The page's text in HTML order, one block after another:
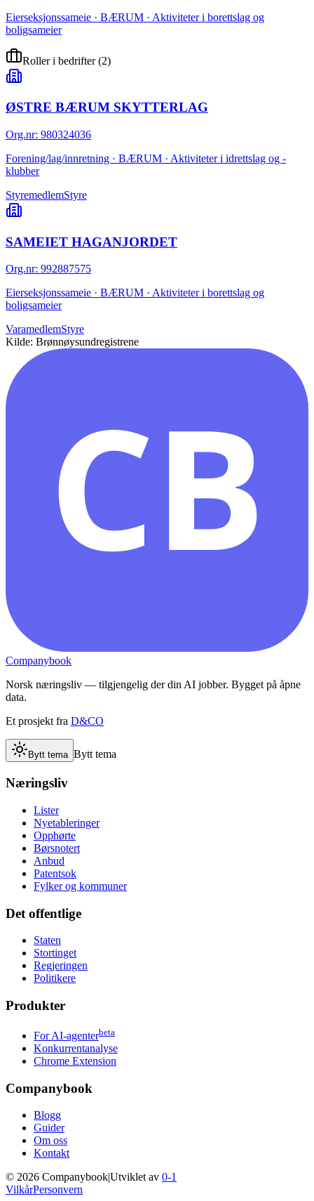
Eierseksjonssameie · BÆRUM · Aktiviteter i borettslag og
boligsameier
Roller i bedrifter(2)
ØSTRE BÆRUM SKYTTERLAG
Org.nr: 980324036
Forening/lag/innretning · BÆRUM · Aktiviteter i idrettslag og -
klubber
StyremedlemStyre
SAMEIET HAGANJORDET
Org.nr: 992887575
Eierseksjonssameie · BÆRUM · Aktiviteter i borettslag og
boligsameier
VaramedlemStyre
Kilde: Brønnøysundregistrene
CB
Companybook
Norsk næringsliv — tilgjengelig der din AI jobber. Bygget på åpne
data.
Et prosjekt fra D&CO
Bytt tema Bytt tema
Næringsliv
Lister
Nyetableringer
Opphørte
Børsnotert
Anbud
Patentsok
Fylker og kommuner
Det offentlige
Staten
Stortinget
Regjeringen
Politikere
Produkter
For AI-agenterbeta
Konkurrentanalyse
Chrome Extension
Companybook
Blogg
Guider
Om oss
Kontakt
© 2026 CompanybookUtviklet av 0-1
VilkårPersonvern